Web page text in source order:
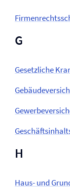
G
Gesetzliche
H
Haus- und